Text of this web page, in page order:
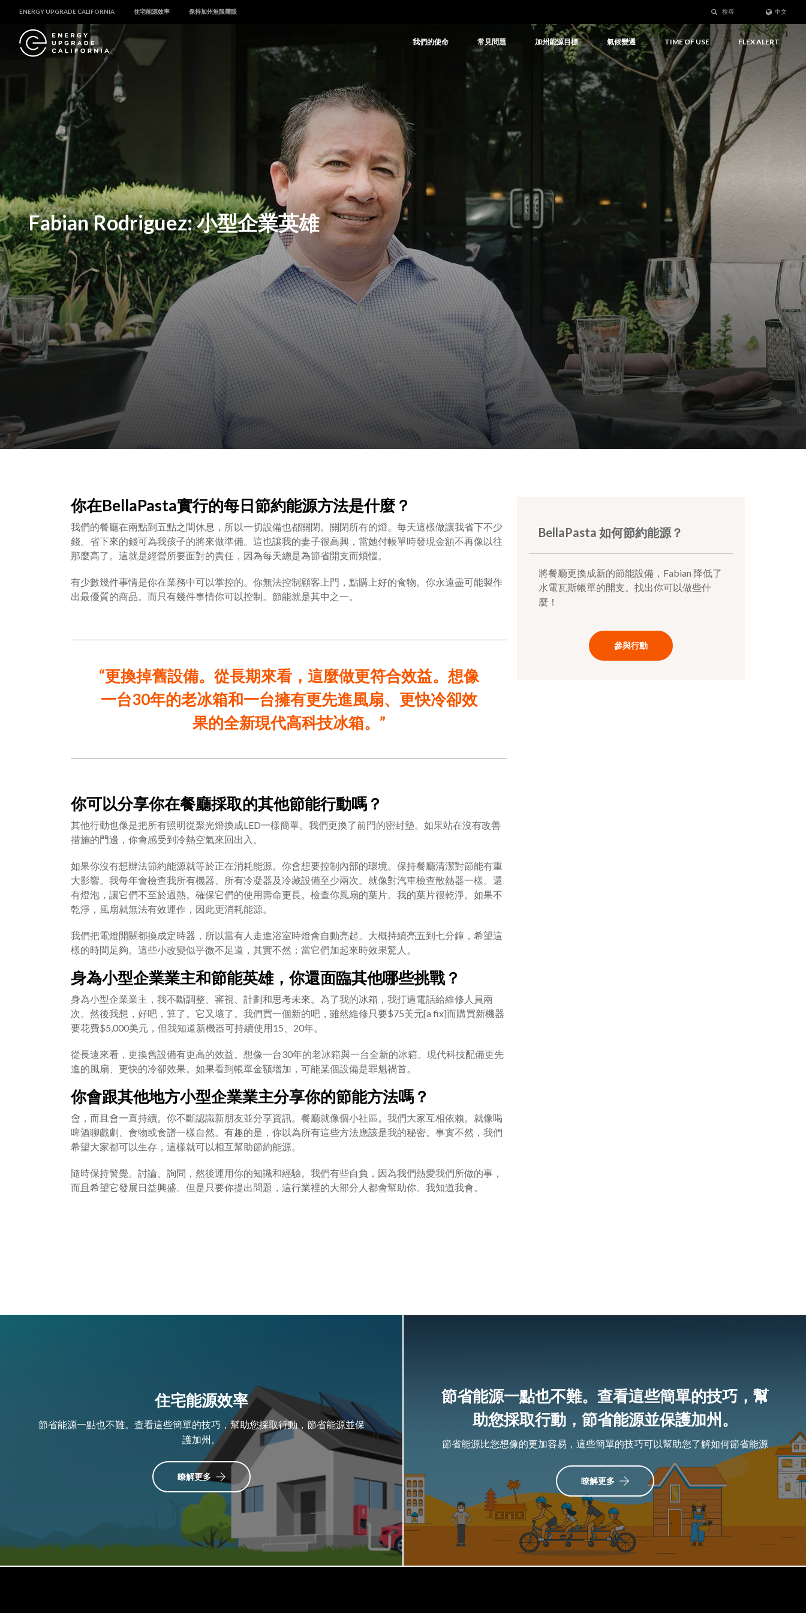
ENERGY UPGRADE CALIFORNIA 住宅能源效率 保持加州無限耀眼 搜尋 中文
我們的使命 常見問題 加州能源目標 氣候變遷 TIME OF USE FLEX ALERT
Fabian Rodriguez: 小型企業英雄
你在BellaPasta實行的每日節約能源方法是什麼？
我們的餐廳在兩點到五點之間休息，所以一切設備也都關閉。關閉所有的燈。每天這樣做讓我省下不少
錢。省下來的錢可為我孩子的將來做準備。這也讓我的妻子很高興，當她付帳單時發現金額不再像以往
那麼高了。這就是經營所要面對的責任，因為每天總是為節省開支而煩惱。
有少數幾件事情是你在業務中可以掌控的。你無法控制顧客上門，點購上好的食物。你永遠盡可能製作
出最優質的商品。而只有幾件事情你可以控制。節能就是其中之一。
“更換掉舊設備。從長期來看，這麼做更符合效益。想像
一台30年的老冰箱和一台擁有更先進風扇、更快冷卻效
果的全新現代高科技冰箱。”
你可以分享你在餐廳採取的其他節能行動嗎？
其他行動也像是把所有照明從聚光燈換成LED一樣簡單。我們更換了前門的密封墊。如果站在沒有改善
措施的門邊，你會感受到冷熱空氣來回出入。
如果你沒有想辦法節約能源就等於正在消耗能源。你會想要控制內部的環境。保持餐廳清潔對節能有重
大影響。我每年會檢查我所有機器、所有冷凝器及冷藏設備至少兩次。就像對汽車檢查散熱器一樣。還
有燈泡，讓它們不至於過熱。確保它們的使用壽命更長。檢查你風扇的葉片。我的葉片很乾淨。如果不
乾淨，風扇就無法有效運作，因此更消耗能源。
我們把電燈開關都換成定時器，所以當有人走進浴室時燈會自動亮起。大概持續亮五到七分鐘，希望這
樣的時間足夠。這些小改變似乎微不足道，其實不然；當它們加起來時效果驚人。
身為小型企業業主和節能英雄，你還面臨其他哪些挑戰？
身為小型企業業主，我不斷調整、審視、計劃和思考未來。為了我的冰箱，我打過電話給維修人員兩
次。然後我想，好吧，算了。它又壞了。我們買一個新的吧，雖然維修只要$75美元[a fix]而購買新機器
要花費$5,000美元，但我知道新機器可持續使用15、20年。
從長遠來看，更換舊設備有更高的效益。想像一台30年的老冰箱與一台全新的冰箱。現代科技配備更先
進的風扇、更快的冷卻效果。如果看到帳單金額增加，可能某個設備是罪魁禍首。
你會跟其他地方小型企業業主分享你的節能方法嗎？
會，而且會一直持續。你不斷認識新朋友並分享資訊。餐廳就像個小社區。我們大家互相依賴。就像喝
啤酒聊戲劇、食物或食譜一樣自然。有趣的是，你以為所有這些方法應該是我的秘密。事實不然，我們
希望大家都可以生存，這樣就可以相互幫助節約能源。
隨時保持警覺。討論、詢問，然後運用你的知識和經驗。我們有些自負，因為我們熱愛我們所做的事，
而且希望它發展日益興盛。但是只要你提出問題，這行業裡的大部分人都會幫助你。我知道我會。
BellaPasta 如何節約能源？
將餐廳更換成新的節能設備，Fabian 降低了
水電瓦斯帳單的開支。找出你可以做些什
麼！
參與行動
住宅能源效率
節省能源一點也不難。查看這些簡單的技巧，幫助您採取行動，節省能源並保
護加州。
瞭解更多
節省能源一點也不難。查看這些簡單的技巧，幫
助您採取行動，節省能源並保護加州。
節省能源比您想像的更加容易，這些簡單的技巧可以幫助您了解如何節省能源
瞭解更多